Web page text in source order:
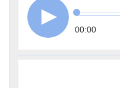
00:00